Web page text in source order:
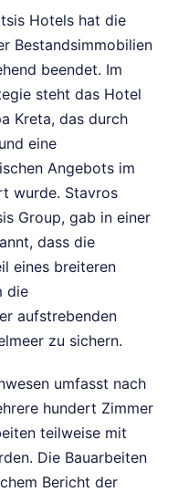
Hotels hat die
Bestandsimmobilien
beendet. Im
steht das Hotel
Kreta, das durch
eine
Angebots im
wurde. Stavros
Group, gab in einer
dass die
eines breiteren
die
aufstrebenden
zu sichern.
umfasst nach
hundert Zimmer
teilweise mit
Die Bauarbeiten
Bericht der